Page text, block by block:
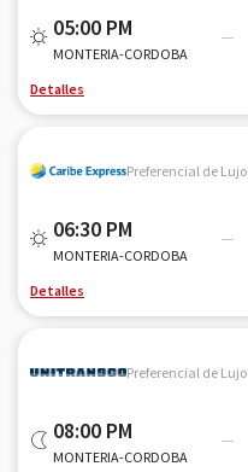
05:00 PM
MONTERIA-CORDOBA
Detalles
Preferencial de Lujo
06:30 PM
MONTERIA-CORDOBA
Detalles
Preferencial de Lujo
08:00 PM
MONTERIA-CORDOBA